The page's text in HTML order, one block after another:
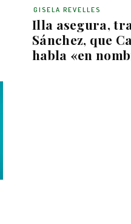
Illa asegura,
Sánchez, que
habla «en
GISELA REVELLES